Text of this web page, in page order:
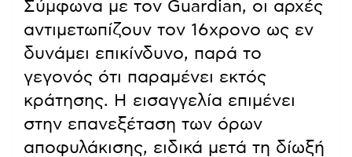
Σύμφωνα με τον Guardian, οι αρχές
αντιμετωπίζουν τον 16χρονο ως εν
δυνάμει επικίνδυνο, παρά το
γεγονός ότι παραμένει εκτός
κράτησης. Η εισαγγελία επιμένει
στην επανεξέταση των όρων
αποφυλάκισης, ειδικά μετά τη δίωξή